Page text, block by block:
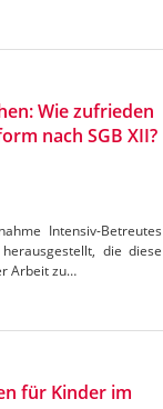
Wie zufrieden
nach SGB XII?
Intensiv-Betreutes
die diese
Arbeit zu…
für Kinder im